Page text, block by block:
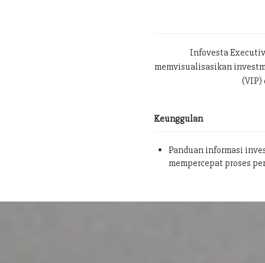
Infovesta
memvisualisasikan
(VIP)
Keunggulan
Panduan informasi
mempercepat proses